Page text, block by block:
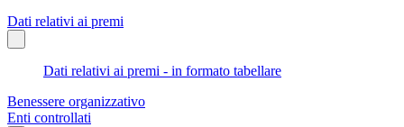
Dati relativi ai premi
Dati relativi ai premi - in formato tabellare
Benessere organizzativo
Enti controllati